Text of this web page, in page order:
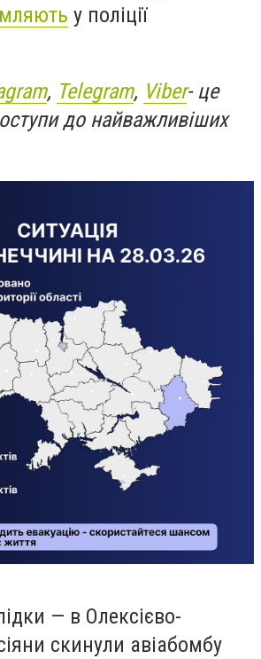
у поліції
, Telegram, Viber- це
до найважливіших
— в Олексієво-
скинули авіабомбу